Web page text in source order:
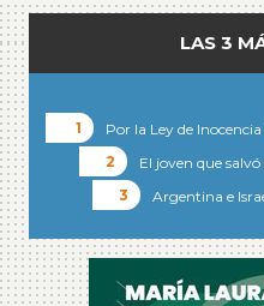
LAS 3
Por la Ley de
El joven que
Argentina e